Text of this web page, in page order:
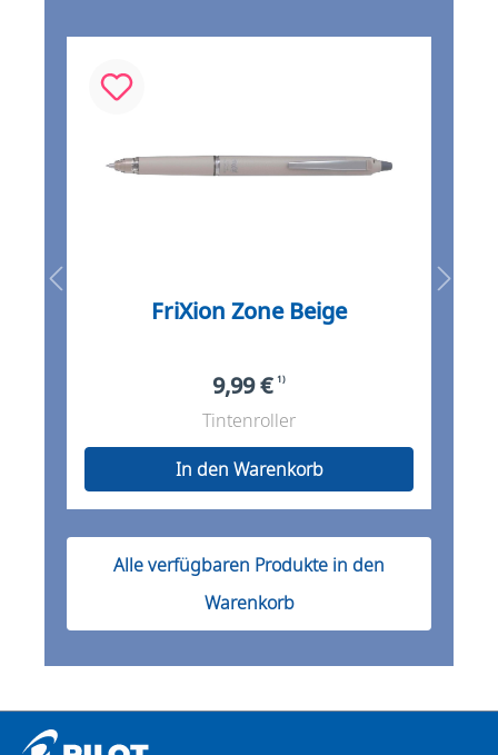
FriXion Zone Beige
9,99 € 1)
Tintenroller
In den Warenkorb
Alle verfügbaren Produkte in den
Warenkorb